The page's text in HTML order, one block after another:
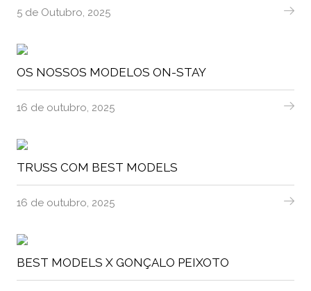
5 de Outubro, 2025
OS NOSSOS MODELOS ON-STAY
16 de outubro, 2025
TRUSS COM BEST MODELS
16 de outubro, 2025
BEST MODELS X GONÇALO PEIXOTO